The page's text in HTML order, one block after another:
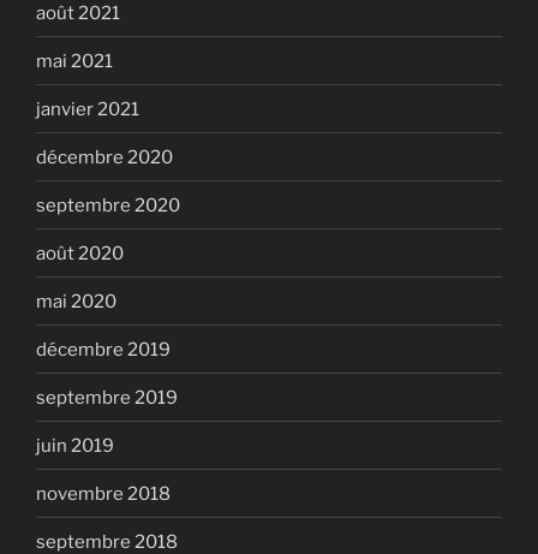
août 2021
mai 2021
janvier 2021
décembre 2020
septembre 2020
août 2020
mai 2020
décembre 2019
septembre 2019
juin 2019
novembre 2018
septembre 2018